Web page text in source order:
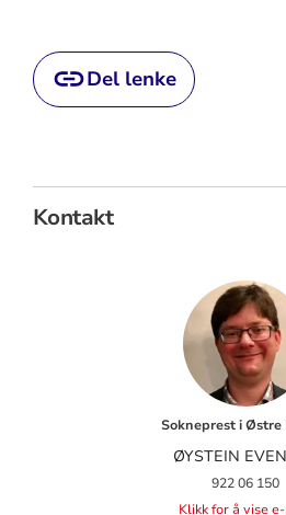
Del lenke
Kontakt
Sokneprest i Østre
ØYSTEIN
922 06 150
Klikk for å vise